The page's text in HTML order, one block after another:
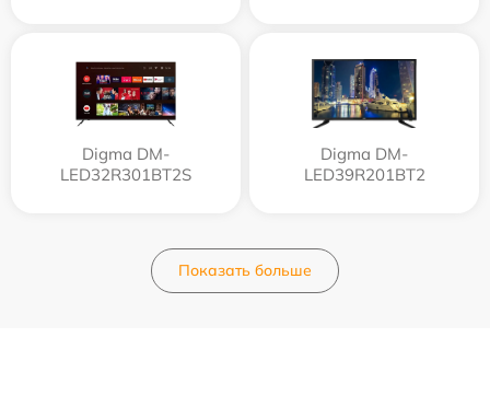
Digma DM-
LED32R301BT2S
Digma DM-
LED39R201BT2
Показать больше